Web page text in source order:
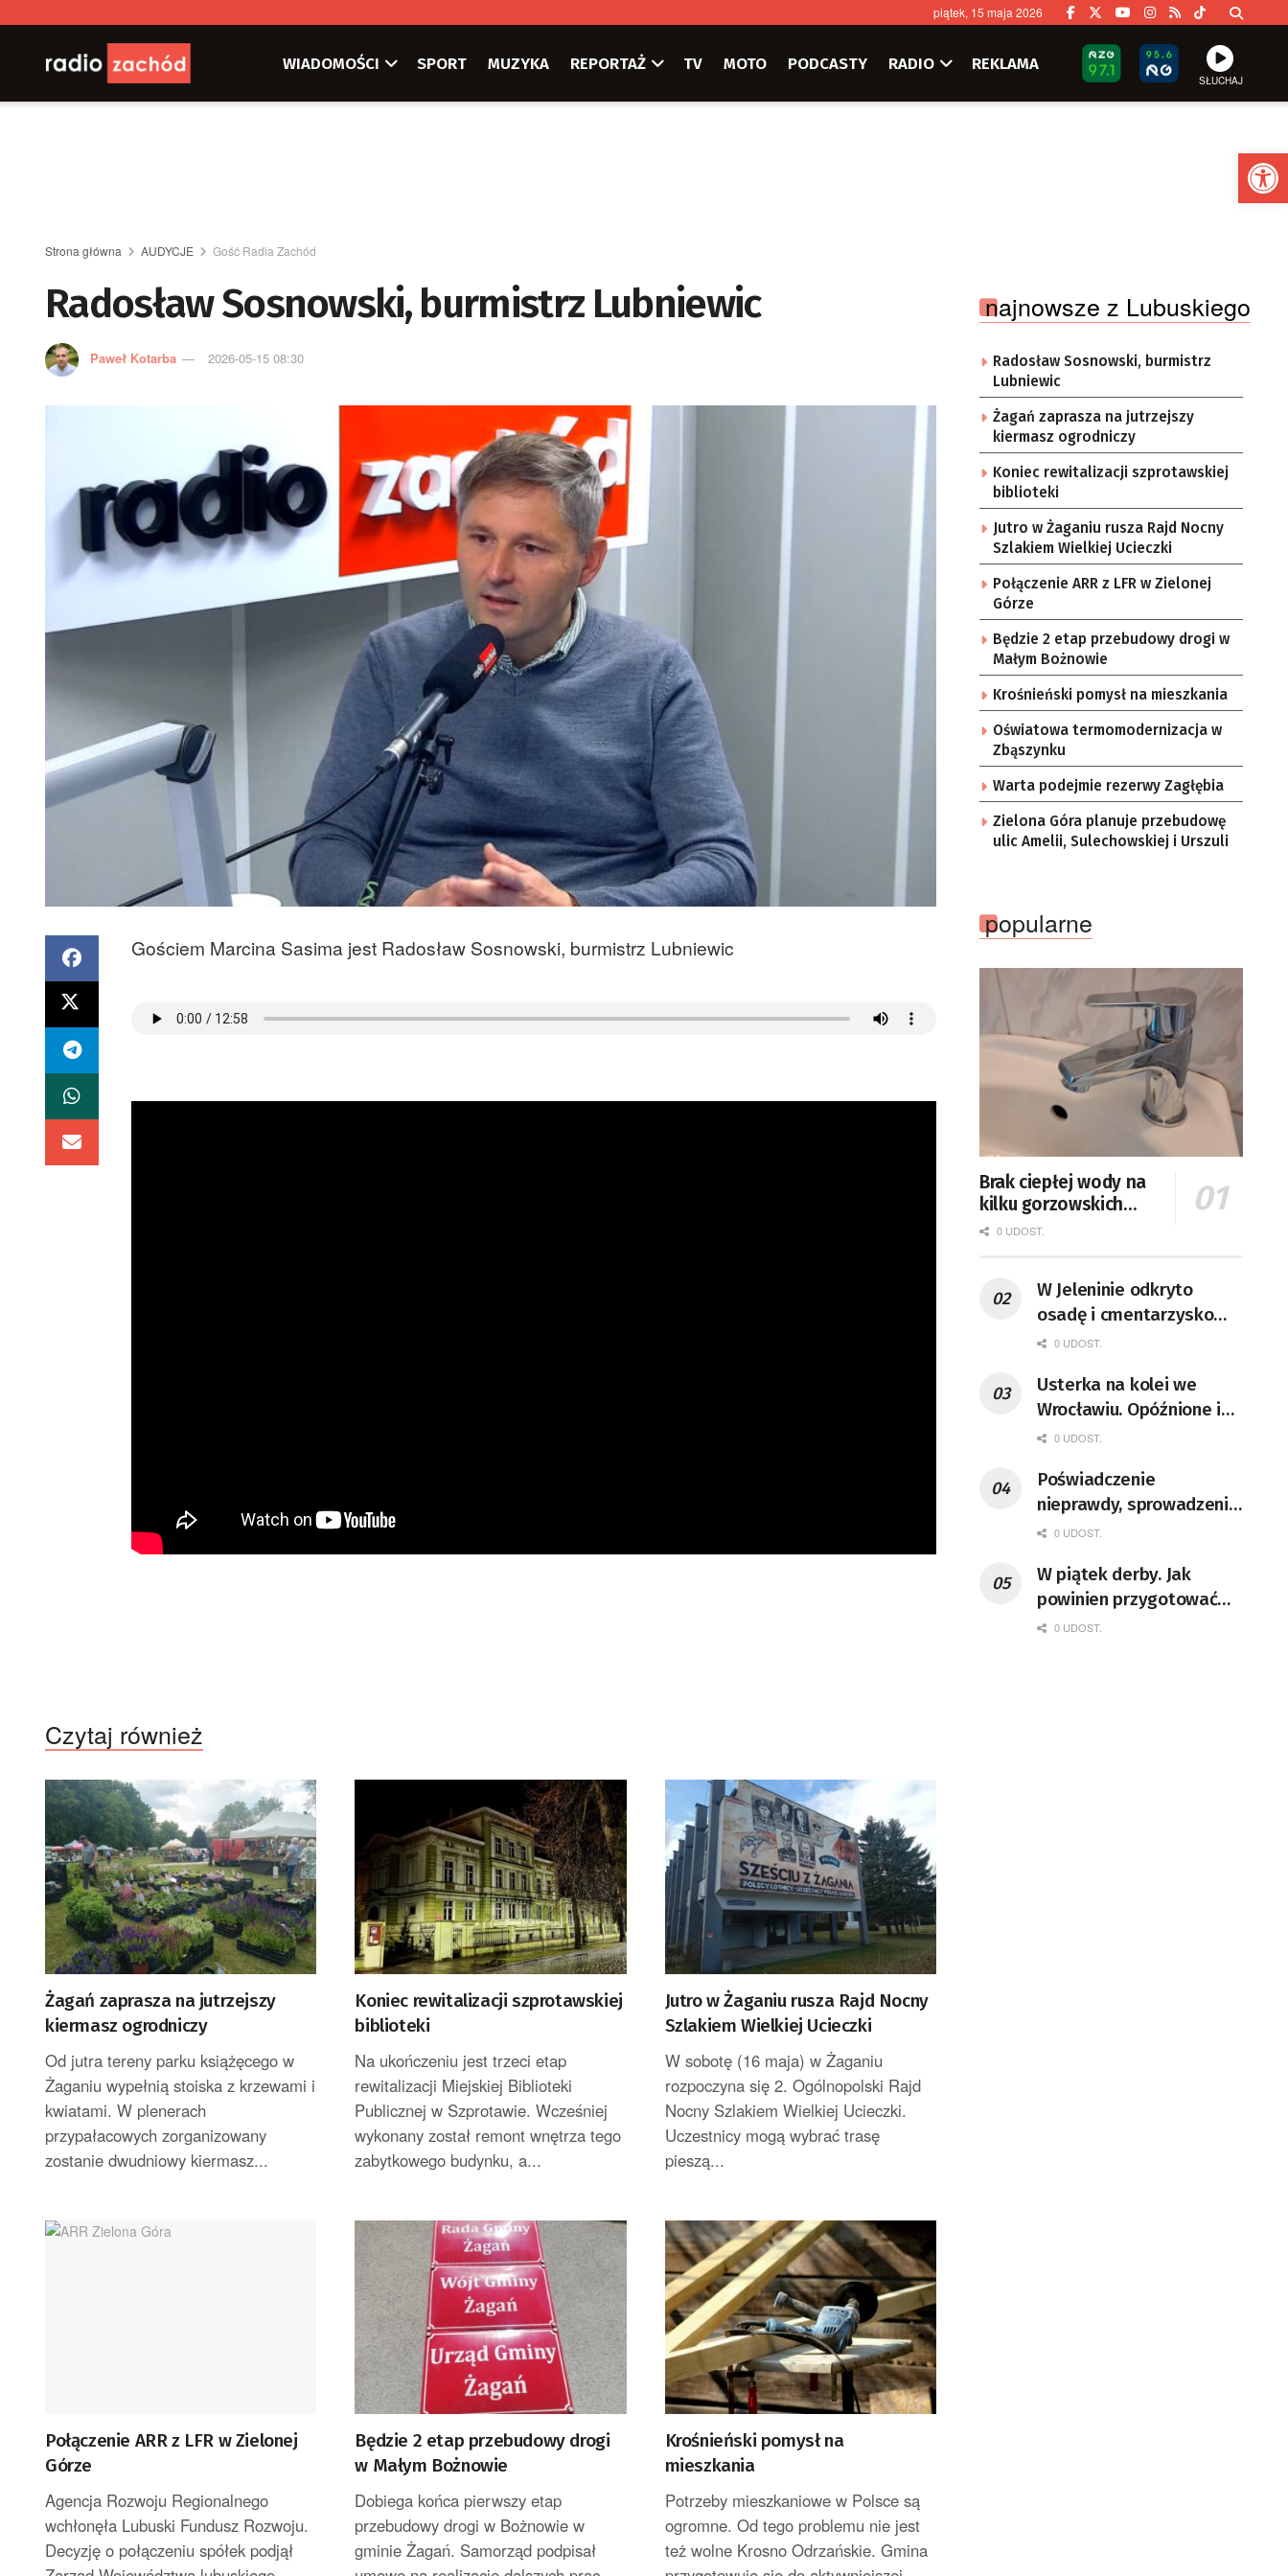
piątek, 15 maja 2026
WIADOMOŚCI SPORT MUZYKA REPORTAŻ TV MOTO PODCASTY RADIO REKLAMA
SŁUCHAJ
Strona główna AUDYCJE Gość Radia Zachód
Radosław Sosnowski, burmistrz Lubniewic
Paweł Kotarba 2026-05-15 08:30
Gościem Marcina Sasima jest Radosław Sosnowski, burmistrz Lubniewic
Czytaj również
Żagań zaprasza na jutrzejszy
kiermasz ogrodniczy
Od jutra tereny parku książęcego w
Żaganiu wypełnią stoiska z krzewami i
kwiatami. W plenerach
przypałacowych zorganizowany
zostanie dwudniowy kiermasz...
Koniec rewitalizacji szprotawskiej
biblioteki
Na ukończeniu jest trzeci etap
rewitalizacji Miejskiej Biblioteki
Publicznej w Szprotawie. Wcześniej
wykonany został remont wnętrza tego
zabytkowego budynku, a...
Jutro w Żaganiu rusza Rajd Nocny
Szlakiem Wielkiej Ucieczki
W sobotę (16 maja) w Żaganiu
rozpoczyna się 2. Ogólnopolski Rajd
Nocny Szlakiem Wielkiej Ucieczki.
Uczestnicy mogą wybrać trasę
pieszą...
Połączenie ARR z LFR w Zielonej
Górze
Agencja Rozwoju Regionalnego
wchłonęła Lubuski Fundusz Rozwoju.
Decyzję o połączeniu spółek podjął
Będzie 2 etap przebudowy drogi
w Małym Bożnowie
Dobiega końca pierwszy etap
przebudowy drogi w Bożnowie w
gminie Żagań. Samorząd podpisał
Krośnieński pomysł na
mieszkania
Potrzeby mieszkaniowe w Polsce są
ogromne. Od tego problemu nie jest
też wolne Krosno Odrzańskie. Gmina
najnowsze z Lubuskiego
Radosław Sosnowski, burmistrz
Lubniewic
Żagań zaprasza na jutrzejszy
kiermasz ogrodniczy
Koniec rewitalizacji szprotawskiej
biblioteki
Jutro w Żaganiu rusza Rajd Nocny
Szlakiem Wielkiej Ucieczki
Połączenie ARR z LFR w Zielonej
Górze
Będzie 2 etap przebudowy drogi w
Małym Bożnowie
Krośnieński pomysł na mieszkania
Oświatowa termomodernizacja w
Zbąszynku
Warta podejmie rezerwy Zagłębia
Zielona Góra planuje przebudowę
ulic Amelii, Sulechowskiej i Urszuli
popularne
Brak ciepłej wody na
kilku gorzowskich
osiedlach
0 UDOST.
W Jeleninie odkryto
osadę i cmentarzysko
sprzed 2,5 tysiąca lat
0 UDOST.
Usterka na kolei we
Wrocławiu. Opóźnione i
uziemione pociągi
0 UDOST.
Poświadczenie
nieprawdy, sprowadzenie
zagrożenia pożarowego
oskarżenia
[AKTUALIZACJA]
0 UDOST.
W piątek derby. Jak
powinien przygotować
się kibic.
0 UDOST.